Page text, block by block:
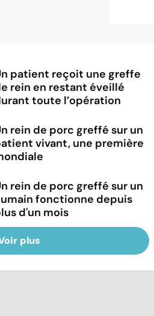
patient reçoit une greffe
rein en restant éveillé
toute l’opération
rein de porc greffé sur un
vivant, une première
rein de porc greffé sur un
fonctionne depuis
d'un mois
plus